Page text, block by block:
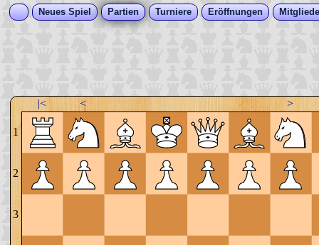
Neues Spiel Partien Turniere Eröffnungen
|< < >
1
2
3